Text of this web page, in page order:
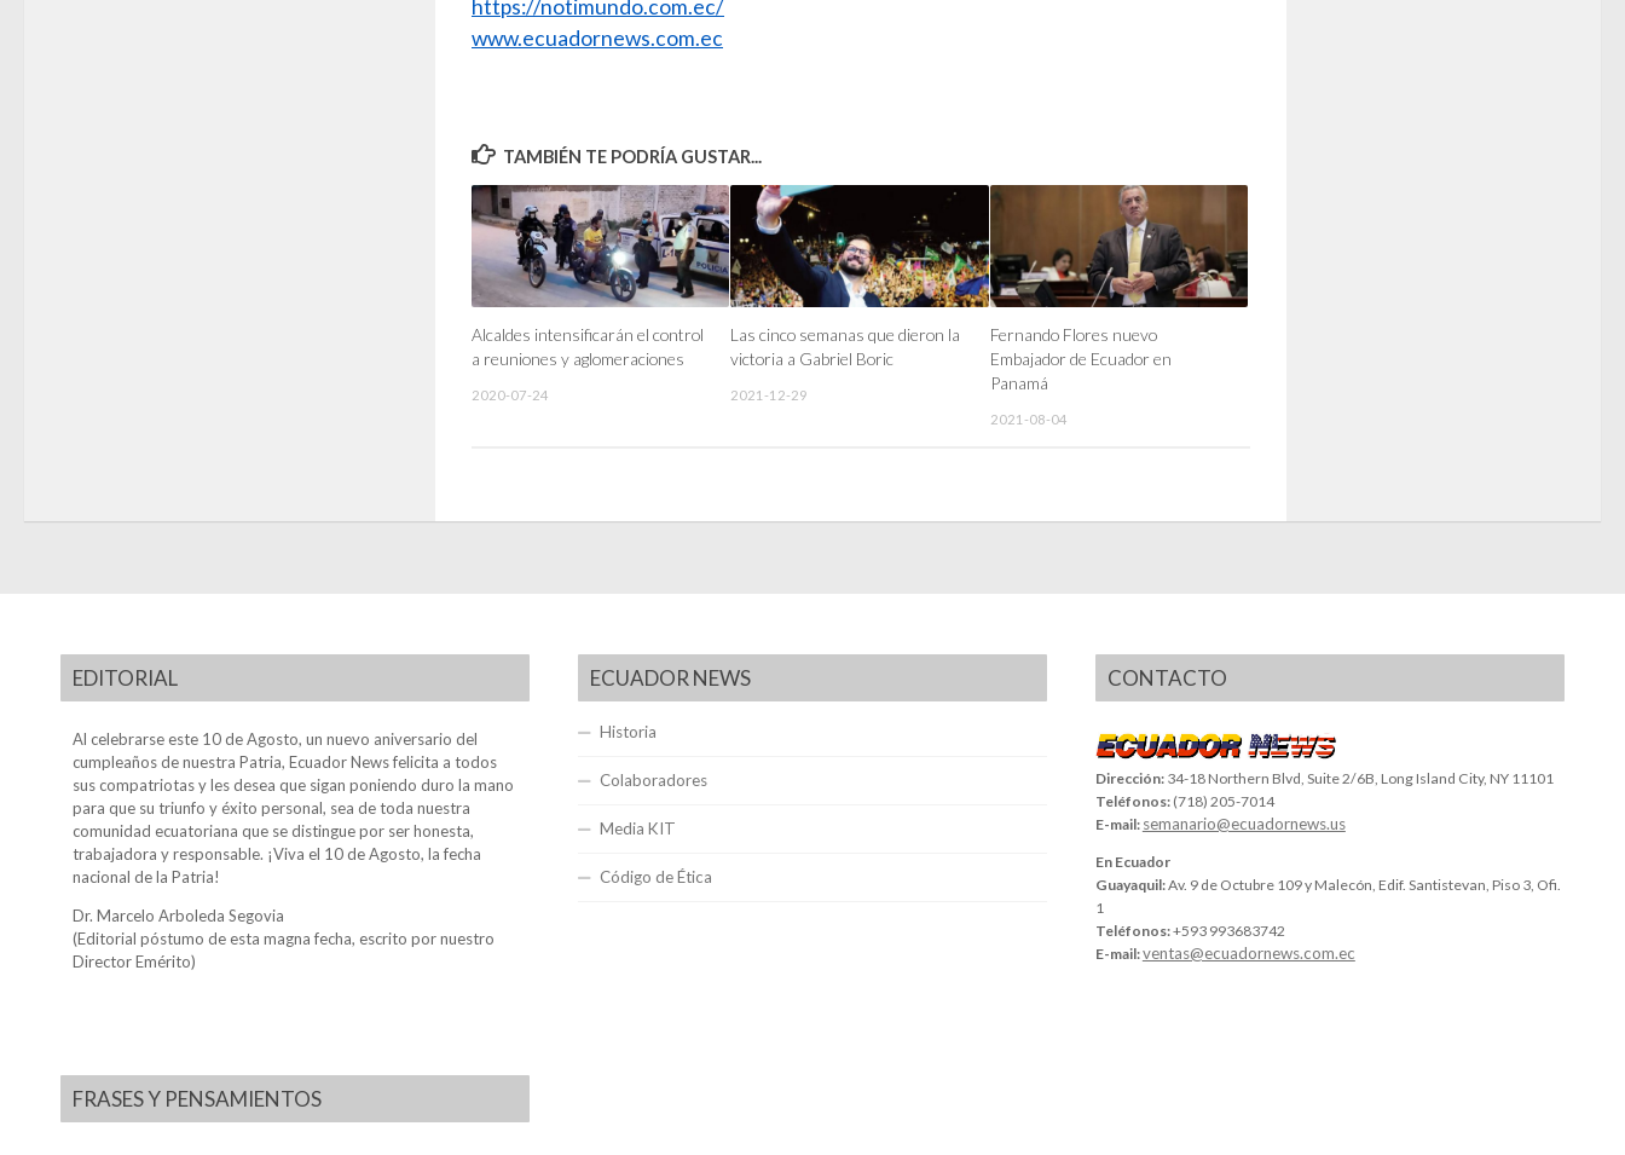
https://notimundo.com.ec/
www.ecuadornews.com.ec
TAMBIÉN TE PODRÍA GUSTAR...
Alcaldes intensificarán el control
a reuniones y aglomeraciones
2020-07-24
Las cinco semanas que dieron la
victoria a Gabriel Boric
2021-12-29
Fernando Flores nuevo
Embajador de Ecuador en
Panamá
2021-08-04
EDITORIAL
Al celebrarse este 10 de Agosto, un nuevo aniversario del
cumpleaños de nuestra Patria, Ecuador News felicita a todos
sus compatriotas y les desea que sigan poniendo duro la mano
para que su triunfo y éxito personal, sea de toda nuestra
comunidad ecuatoriana que se distingue por ser honesta,
trabajadora y responsable. ¡Viva el 10 de Agosto, la fecha
nacional de la Patria!
Dr. Marcelo Arboleda Segovia
(Editorial póstumo de esta magna fecha, escrito por nuestro
Director Emérito)
FRASES Y PENSAMIENTOS
ECUADOR NEWS
Historia
Colaboradores
Media KIT
Código de Ética
CONTACTO
Dirección: 34-18 Northern Blvd, Suite 2/6B, Long Island City, NY 11101
Teléfonos: (718) 205-7014
E-mail: semanario@ecuadornews.us
En Ecuador
Guayaquil:Av. 9 de Octubre 109 y Malecón, Edif. Santistevan, Piso 3, Ofi.
1
Teléfonos:+593 993683742
E-mail:ventas@ecuadornews.com.ec